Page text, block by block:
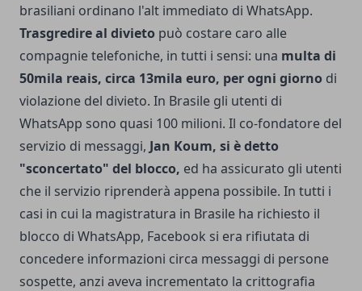
brasiliani ordinano l'alt immediato di WhatsApp.
Trasgredire al divieto può costare caro alle
compagnie telefoniche, in tutti i sensi: una multa di
50mila reais, circa 13mila euro, per ogni giorno di
violazione del divieto. In Brasile gli utenti di
WhatsApp sono quasi 100 milioni. Il co-fondatore del
servizio di messaggi, Jan Koum, si è detto
"sconcertato" del blocco, ed ha assicurato gli utenti
che il servizio riprenderà appena possibile. In tutti i
casi in cui la magistratura in Brasile ha richiesto il
blocco di WhatsApp, Facebook si era rifiutata di
concedere informazioni circa messaggi di persone
sospette, anzi aveva incrementato la crittografia